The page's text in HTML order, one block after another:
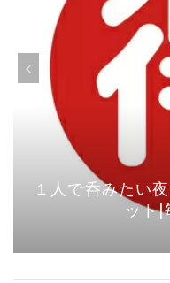
１人で呑みたい
ット